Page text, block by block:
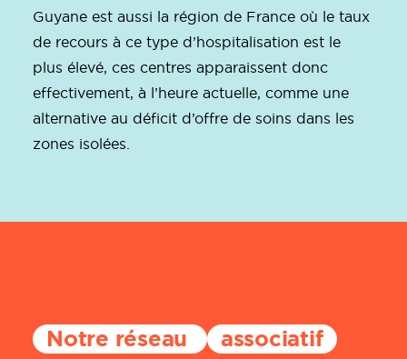
Guyane est aussi la région de France où le taux
de recours à ce type d’hospitalisation est le
plus élevé, ces centres apparaissent donc
effectivement, à l’heure actuelle, comme une
alternative au déficit d’offre de soins dans les
zones isolées.
Notre réseau associatif